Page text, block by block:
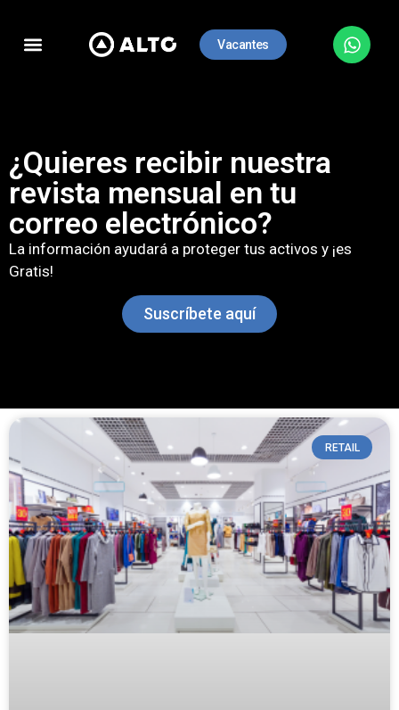
Vacantes
¿Quieres recibir nuestra
revista mensual en tu
correo electrónico?
La información ayudará a proteger tus activos y ¡es
Gratis!
Suscríbete aquí
RETAIL